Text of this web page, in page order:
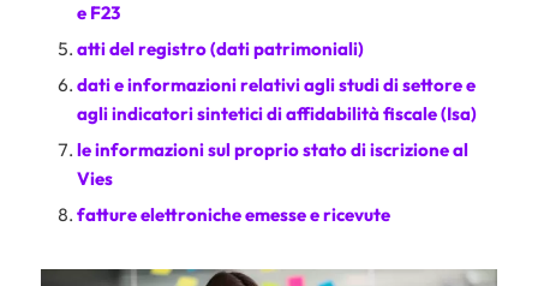
e F23
atti del registro (dati patrimoniali)
dati e informazioni relativi agli studi di settore e
agli indicatori sintetici di affidabilità fiscale (Isa)
le informazioni sul proprio stato di iscrizione al
Vies
fatture elettroniche emesse e ricevute